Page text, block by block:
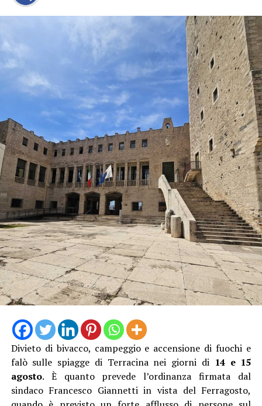
La proprietaria di una delle vetture coinvolte ha
denunciato l’accaduto anche attraverso un video
pubblicato sui social, nella speranza di poter raccogliere
informazioni utili a ricostruire quanto accaduto e
individuare il responsabile.
Al momento, infatti, non risulta che qualcuno abbia
assistito direttamente all’incidente, nonostante il
lungomare fosse particolarmente affollato proprio
nell’ora di punta del sabato.
Divieto di bivacco, campeggio e accensione di fuochi e
falò sulle spiagge di Terracina nei giorni di 14 e 15
agosto. È quanto prevede l’ordinanza firmata dal
sindaco Francesco Giannetti in vista del Ferragosto,